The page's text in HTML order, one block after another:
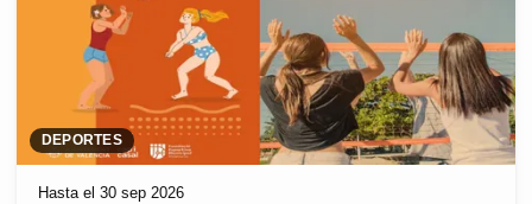
DEPORTES
Hasta el 30 sep 2026